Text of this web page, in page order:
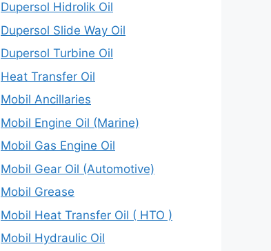
Dupersol Hidrolik Oil
Dupersol Slide Way Oil
Dupersol Turbine Oil
Heat Transfer Oil
Mobil Ancillaries
Mobil Engine Oil (Marine)
Mobil Gas Engine Oil
Mobil Gear Oil (Automotive)
Mobil Grease
Mobil Heat Transfer Oil ( HTO )
Mobil Hydraulic Oil